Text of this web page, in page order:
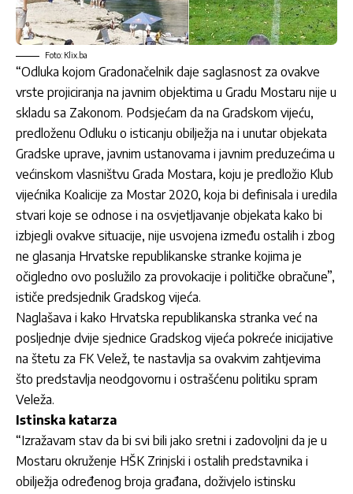
Foto: Klix.ba
“Odluka kojom Gradonačelnik daje saglasnost za ovakve
vrste projiciranja na javnim objektima u Gradu Mostaru nije u
skladu sa Zakonom. Podsjećam da na Gradskom vijeću,
predloženu Odluku o isticanju obilježja na i unutar objekata
Gradske uprave, javnim ustanovama i javnim preduzećima u
većinskom vlasništvu Grada Mostara, koju je predložio Klub
vijećnika Koalicije za Mostar 2020, koja bi definisala i uredila
stvari koje se odnose i na osvjetljavanje objekata kako bi
izbjegli ovakve situacije, nije usvojena između ostalih i zbog
ne glasanja Hrvatske republikanske stranke kojima je
očigledno ovo poslužilo za provokacije i političke obračune”,
ističe predsjednik Gradskog vijeća.
Naglašava i kako Hrvatska republikanska stranka već na
posljednje dvije sjednice Gradskog vijeća pokreće inicijative
na štetu za FK Velež, te nastavlja sa ovakvim zahtjevima
što predstavlja neodgovornu i ostrašćenu politiku spram
Veleža.
Istinska katarza
“Izražavam stav da bi svi bili jako sretni i zadovoljni da je u
Mostaru okruženje HŠK Zrinjski i ostalih predstavnika i
obilježja određenog broja građana, doživjelo istinsku